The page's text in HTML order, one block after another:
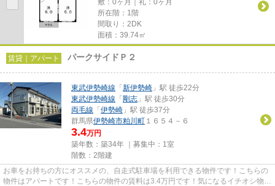
敷：0ヶ月｜礼：0ヶ月
所在階：1階
間取り：2DK
面積：39.74㎡
賃貸｜アパート パークサイドＰ２
東武伊勢崎線 「 新伊勢崎 」駅 徒歩22分
東武伊勢崎線 「 剛志 」駅 徒歩30分
両毛線 「 伊勢崎 」駅 徒歩37分
群馬県伊勢崎市粕川町 １６５４－６
3.4万円
築年数：築34年 ｜募集中： 1室
階数：2階建
お車をお持ちの方にオススメの、自走式駐車場を利用できる物件です！こちらの
物件はアパートです！こちらの物件の賃料は3.4万円です！気になるイチオシ物件